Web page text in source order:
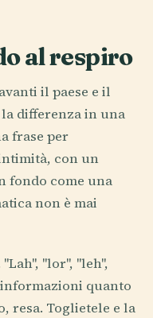
al respiro
il paese e il
differenza in una
frase per
con un
fondo come una
non è mai
"lor", "leh",
quanto
resa. Toglietele e la